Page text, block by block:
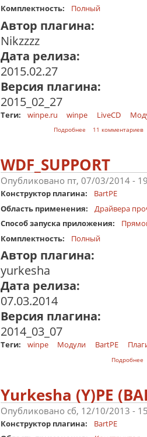
Комплектность:
Полный
Автор плагина:
Nikzzzz
Дата релиза:
2015.02.27
Версия плагина:
2015_02_27
Теги: winpe.ru winpe LiveCD
Подробнее о RusLiveGenaMini
11 комментариев
WDF_SUPPORT
Опубликовано пт, 07/03/2014 -
Конструктор плагина:
BartPE
Область применения:
Драйвера
Способ запуска приложения:
Комплектность:
Полный
Автор плагина:
yurkesha
Дата релиза:
07.03.2014
Версия плагина:
2014_03_07
Теги: winpe Модули BartPE
Подробнее
Yurkesha (Y)PE
Опубликовано сб, 12/10/2013 -
Конструктор плагина:
BartPE